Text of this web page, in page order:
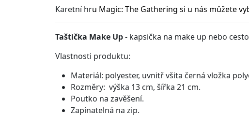
Karetní hru Magic: The Gathering si u nás můžete
Taštička Make Up- kapsička na make up nebo
Vlastnosti produktu:
Materiál: polyester, uvnitř všita černá vložka
Rozměry: výška 13 cm, šířka 21 cm.
Poutko na zavěšení.
Zapínatelná na zip.